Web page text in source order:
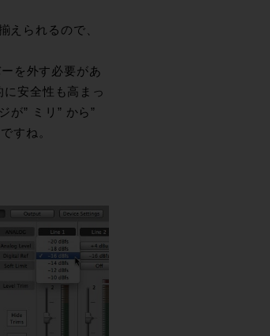
えられるので、
を外す必要があ
安全性も高まっ
が” ミリ” から”
すね。